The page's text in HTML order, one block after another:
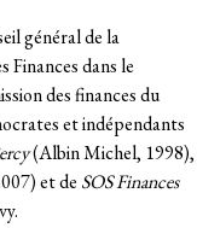
général de la
Finances dans le
des finances du
et indépendants
(Albin Michel, 1998),
et de SOS Finances